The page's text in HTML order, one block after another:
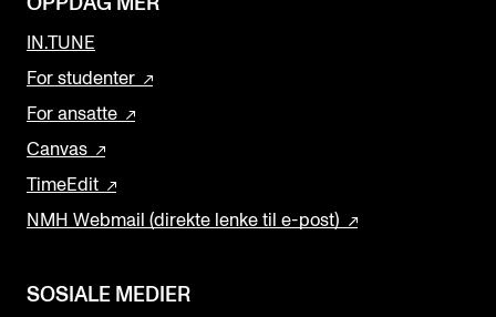
IN.TUNE
For studenter
For ansatte
Canvas
TimeEdit
NMH Webmail (direkte lenke til e-post)
SOSIALE MEDIER